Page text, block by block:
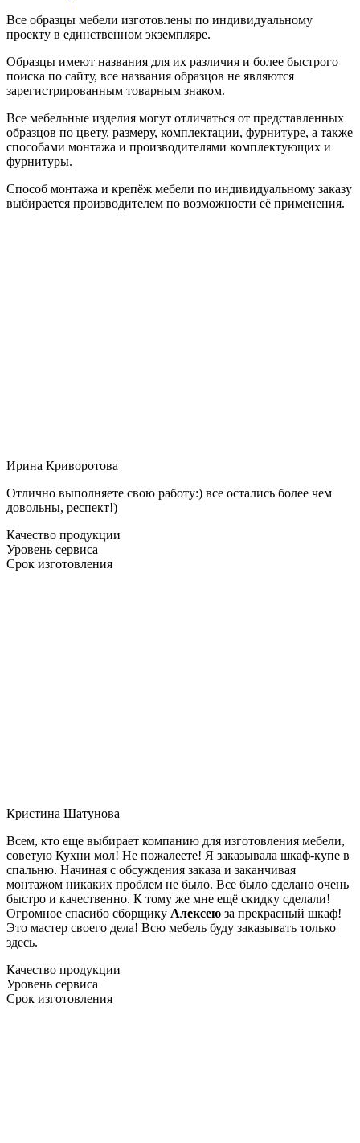
Все образцы мебели изготовлены по индивидуальному
проекту в единственном экземпляре.
Образцы имеют названия для их различия и более быстрого
поиска по сайту, все названия образцов не являются
зарегистрированным товарным знаком.
Все мебельные изделия могут отличаться от представленных
образцов по цвету, размеру, комплектации, фурнитуре, а также
способами монтажа и производителями комплектующих и
фурнитуры.
Способ монтажа и крепёж мебели по индивидуальному заказу
выбирается производителем по возможности её применения.
Ирина Криворотова
Отлично выполняете свою работу:) все остались более чем
довольны, респект!)
Качество продукции
Уровень сервиса
Срок изготовления
Кристина Шатунова
Всем, кто еще выбирает компанию для изготовления мебели,
советую Кухни мол! Не пожалеете! Я заказывала шкаф-купе в
спальню. Начиная с обсуждения заказа и заканчивая
монтажом никаких проблем не было. Все было сделано очень
быстро и качественно. К тому же мне ещё скидку сделали!
Огромное спасибо сборщику Алексею за прекрасный шкаф!
Это мастер своего дела! Всю мебель буду заказывать только
здесь.
Качество продукции
Уровень сервиса
Срок изготовления